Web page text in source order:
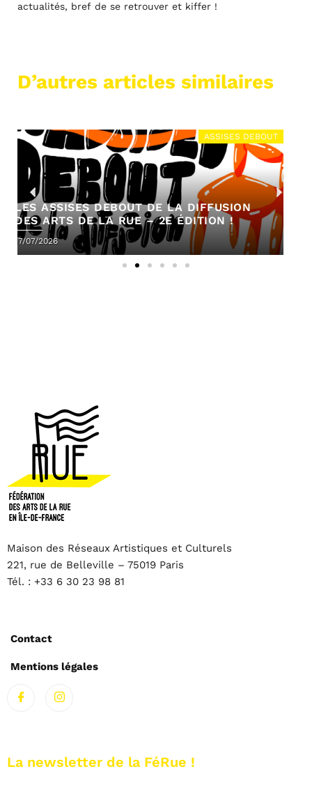
actualités, bref de se retrouver et kiffer !
D’autres articles similaires
VIE ASSOCIATIVE
RENCONTRE : LES ARTS DE LA RUE DANS
LA FABRIQUE DES TERRITOIRES
14/04/2026
Maison des Réseaux Artistiques et Culturels
221, rue de Belleville – 75019 Paris
Tél. : +33 6 30 23 98 81
Contact
Mentions légales
La newsletter de la FéRue !